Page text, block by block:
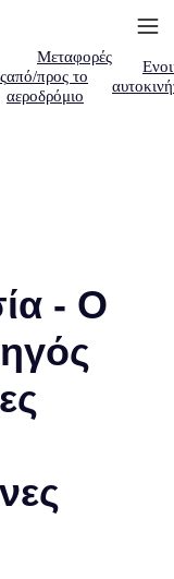
Μεταφορές
από/προς το
αεροδρόμιο
- Ο